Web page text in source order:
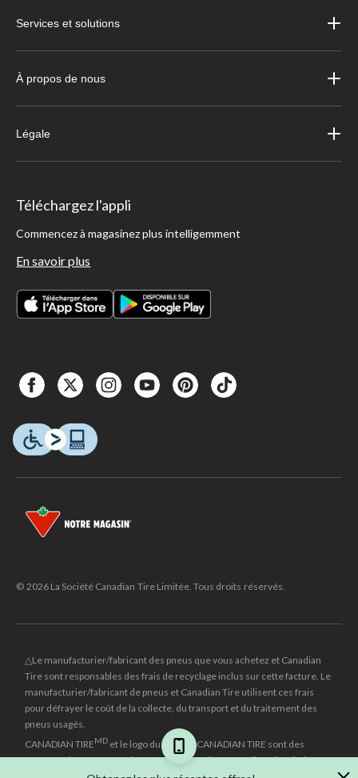
Services et solutions
À propos de nous
Légale
Téléchargez l'appli
Commencez à magasinez plus intelligemment
En savoir plus
© 2026 La Société Canadian Tire Limitée. Tous droits réservés.
△Le manufacturier/fabricant des pneus que vous achetez et Canadian
Tire sont responsables des frais de recyclage inclus sur cette facture. Le
manufacturier/fabricant de pneus et Canadian Tire utilisent ces frais
pour défrayer le coût de la collecte, du transport et du traitement des
pneus usagés.
CANADIAN TIREMD et le logo du triangle CANADIAN TIRE sont des
marques de commerce déposées de la Société Canadian Tire Limitée.